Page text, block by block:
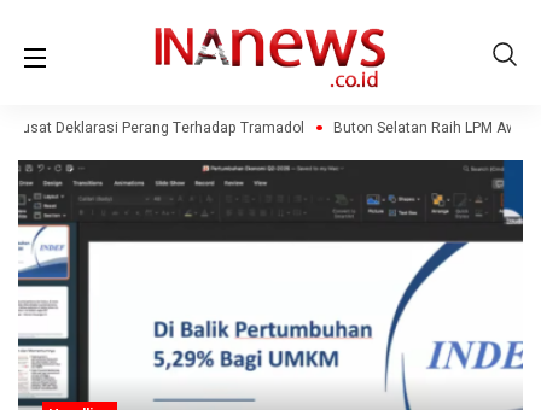
Pusat Deklarasi Perang Terhadap Tramadol Buton Selatan Raih LPM